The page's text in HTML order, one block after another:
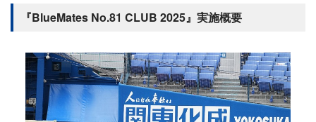
『BlueMates No.81 CLUB 2025』実施概要